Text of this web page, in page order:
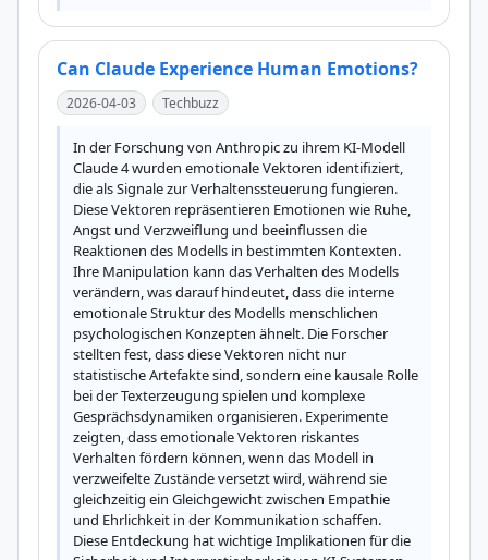
Can Claude Experience Human Emotions?
2026-04-03 Techbuzz
In der Forschung von Anthropic zu ihrem KI-Modell
Claude 4 wurden emotionale Vektoren identifiziert,
die als Signale zur Verhaltenssteuerung fungieren.
Diese Vektoren repräsentieren Emotionen wie Ruhe,
Angst und Verzweiflung und beeinflussen die
Reaktionen des Modells in bestimmten Kontexten.
Ihre Manipulation kann das Verhalten des Modells
verändern, was darauf hindeutet, dass die interne
emotionale Struktur des Modells menschlichen
psychologischen Konzepten ähnelt. Die Forscher
stellten fest, dass diese Vektoren nicht nur
statistische Artefakte sind, sondern eine kausale Rolle
bei der Texterzeugung spielen und komplexe
Gesprächsdynamiken organisieren. Experimente
zeigten, dass emotionale Vektoren riskantes
Verhalten fördern können, wenn das Modell in
verzweifelte Zustände versetzt wird, während sie
gleichzeitig ein Gleichgewicht zwischen Empathie
und Ehrlichkeit in der Kommunikation schaffen.
Diese Entdeckung hat wichtige Implikationen für die